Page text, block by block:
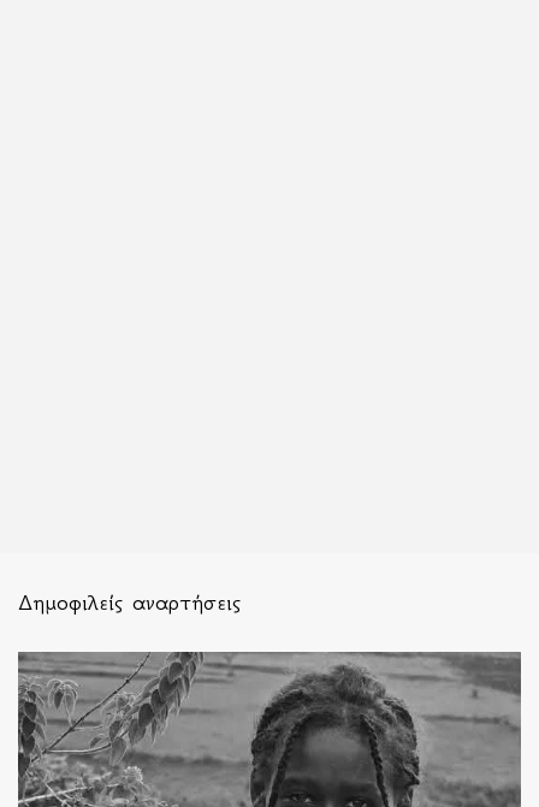
Δημοφιλείς αναρτήσεις